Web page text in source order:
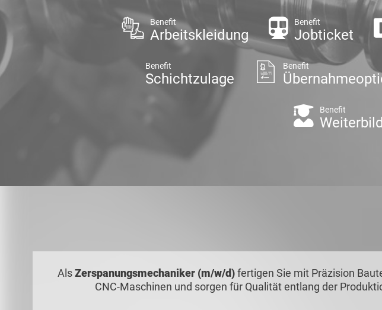
Benefit
Arbeitskleidung
Benefit
Jobticket
Benefit
Schichtzulage
Benefit
Benefit
AlsZerspanungsmechaniker (m/w/d)fertigen Sie mit Präzision
CNC-Maschinen und sorgen für Qualität entlang der